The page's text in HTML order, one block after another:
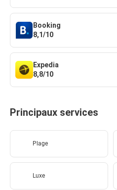
Booking
8,1/10
Expedia
8,8/10
Principaux services
Plage
Luxe